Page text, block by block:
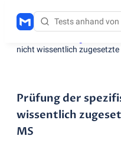
nicht wissentlich
Prüfung der
wissentlich
MS